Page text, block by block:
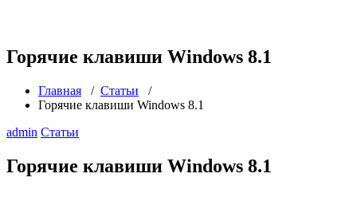
Горячие клавиши Windows 8.1
Главная / Статьи /
Горячие клавиши Windows 8.1
admin Статьи
Горячие клавиши Windows 8.1